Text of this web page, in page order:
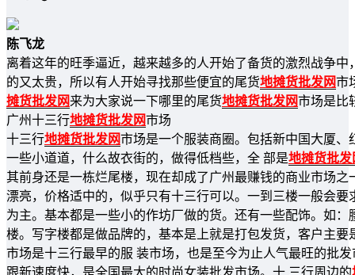
陈飞龙
离着这年的旺季逼近，越来越多的人开始了备货的激烈战争
的又太贵，所以有人开始寻找那些便宜的尾货地摊货批发网市
摊货批发网来为大家说一下哪里的尾货地摊货批发网市场是比
广州十三行地摊货批发网市场
十三行地摊货批发网市场是一个服装商圈。包括新中国大厦
一些小道道，什么故衣街的，做得低档些，全 部是地摊货批发
其前身还是一栋烂尾楼，现在却成了广州最赚钱的商业市场
漂亮，价格适中的，似乎只有十三行可以。一到三楼一般会
为主。基本都是一些小的作坊厂做的货。还有一些配饰。如
楼。写字楼都是做品牌的，基本是上就是打包发货，客户主
市场是十三行最早的服 装市场，也是至今为止人气最旺的批
跟新速度快，是全国最大的时尚女装批发市场。十 三行周边的